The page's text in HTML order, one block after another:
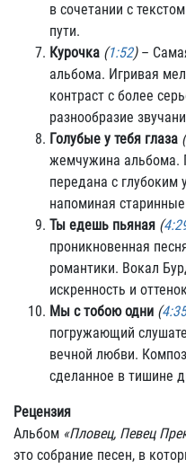
в сочетании с
пути.
Курочка (1:52)–
альбома. Игривая
контраст с более
разнообразие
Голубые у тебя глаза (
жемчужина альбома.
передана с глубоким
напоминая
Ты едешь пьяная (
проникновенная
романтики. Вокал
искренность и
Мы с тобою одни (4:35
погружающий
вечной любви.
сделанное в тишине
Рецензия
Альбом «Пловец, Певец
это собрание песен, в